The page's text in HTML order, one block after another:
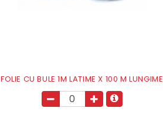
FOLIE CU BULE 1M LATIME X 100 M LUNGIME